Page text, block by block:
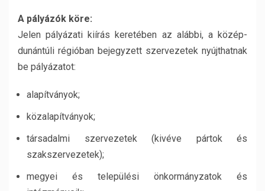
A pályázók köre:
Jelen pályázati kiírás keretében az alábbi, a közép-
dunántúli régióban bejegyzett szervezetek nyújthatnak
be pályázatot:
alapítványok;
közalapítványok;
társadalmi szervezetek (kivéve pártok és
szakszervezetek);
megyei és települési önkormányzatok és